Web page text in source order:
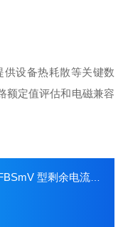
供设备热耗散等关键数
额定值评估和电磁兼容
电流动作断路器（RCCB）